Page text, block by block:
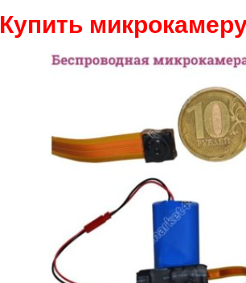
Купить